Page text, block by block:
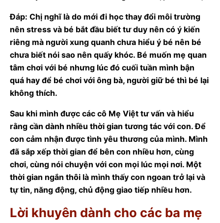
Đáp: Chị nghĩ là do mới đi học thay đổi môi trường
nên stress và bé bắt đầu biết tư duy nên có ý kiến
riêng mà người xung quanh chưa hiểu ý bé nên bé
chưa biết nói sao nên quấy khóc. Bé muốn mẹ quan
tâm chơi với bé nhưng lúc đó cuối tuần mình bận
quá hay để bé chơi với ông bà, người giữ bé thì bé lại
không thích.
Sau khi mình được các cô Mẹ Việt tư vấn và hiểu
rằng cần dành nhiều thời gian tương tác với con. Để
con cảm nhận được tình yêu thương của mình. Mình
đã sắp xếp thời gian để bên con nhiều hơn, cùng
chơi, cùng nói chuyện với con mọi lúc mọi nơi. Một
thời gian ngắn thôi là mình thấy con ngoan trở lại và
tự tin, năng động, chủ động giao tiếp nhiều hơn.
Lời khuyên dành cho các ba mẹ